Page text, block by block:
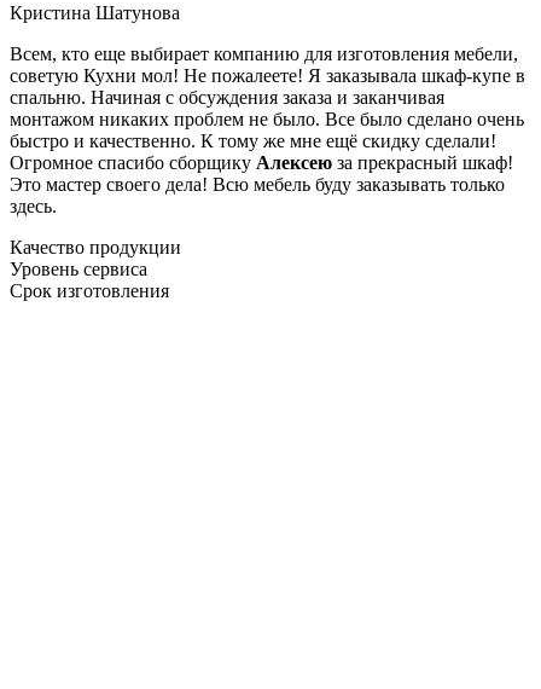
Кристина Шатунова
Всем, кто еще выбирает компанию для изготовления мебели,
советую Кухни мол! Не пожалеете! Я заказывала шкаф-купе в
спальню. Начиная с обсуждения заказа и заканчивая
монтажом никаких проблем не было. Все было сделано очень
быстро и качественно. К тому же мне ещё скидку сделали!
Огромное спасибо сборщику Алексею за прекрасный шкаф!
Это мастер своего дела! Всю мебель буду заказывать только
здесь.
Качество продукции
Уровень сервиса
Срок изготовления